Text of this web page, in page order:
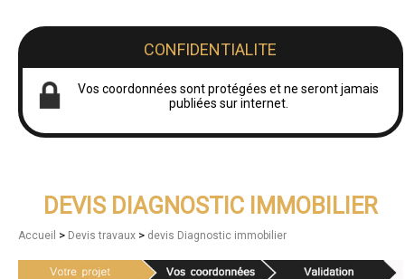
CONFIDENTIALITE
Vos coordonnées sont protégées et ne seront jamais
publiées sur internet.
DEVIS DIAGNOSTIC IMMOBILIER
Accueil > Devis travaux > devis Diagnostic immobilier